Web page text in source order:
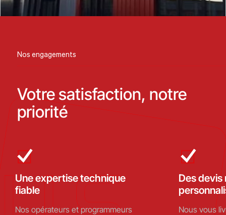
Nos engagements
Votre satisfaction, notre
priorité
Une expertise technique
fiable
Nos opérateurs et programmeurs
Des devis
Nous vous